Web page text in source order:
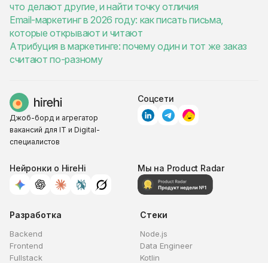
что делают другие, и найти точку отличия
Email-маркетинг в 2026 году: как писать письма,
которые открывают и читают
Атрибуция в маркетинге: почему один и тот же заказ
считают по-разному
Джоб-борд и агрегатор
вакансий для IT и Digital-
специалистов
Соцсети
Нейронки о HireHi Мы на Product Radar
Разработка
Backend
Frontend
Fullstack
Стеки
Node.js
Data Engineer
Kotlin